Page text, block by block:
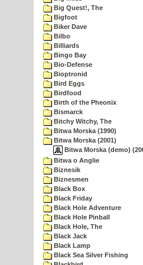
Big Quest!, The
Bigfoot
Biker Dave
Bilbo
Billiards
Bingo Bay
Bio-Defense
Bioptronid
Bird Eggs
Birdfood
Birth of the Pheonix
Bismarck
Bitchy Witchy, The
Bitwa Morska (1990)
Bitwa Morska (2001)
Bitwa Morska (demo)
Bitwa o Anglie
Biznesik
Biznesmen
Black Box
Black Friday
Black Hole Adventure
Black Hole Pinball
Black Hole, The
Black Jack
Black Lamp
Black Sea Silver Fishing